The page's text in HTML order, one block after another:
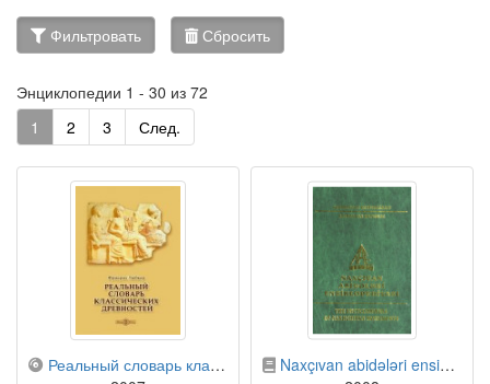
Фильтровать Сбросить
Энциклопедии 1 - 30 из 72
1
2 3 След.
компакт-диск
Реальный словарь классических древностей
бумажная книга
Naxçıvan abidələri ensiklopediyası